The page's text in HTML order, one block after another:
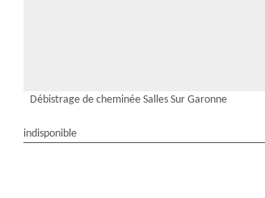
Débistrage de cheminée Salles Sur Garonne
indisponible